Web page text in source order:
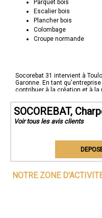
Parquet bois
Escalier bois
Plancher bois
Colombage
Croupe normande
Socorebat 31 intervient à
Garonne. En tant
contribuer à la création et à
Que ce soit pour des projets
industrielle, sur mesure ou de
votre partenaire de confiance.
générations. Socorebat 31 -
SOCOREBAT,
Voir tous les avis clients
NOTRE ZONE